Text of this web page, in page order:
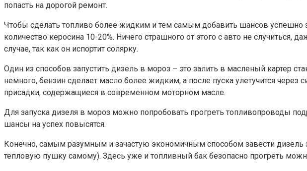
попасть на дорогой ремонт.
Чтобы сделать топливо более жидким и тем самым добавить шансов успешно
количество керосина 10-20%. Ничего страшного от этого с авто не
случае, так как он испортит солярку.
Один из способов запустить дизель в мороз – это залить в масленый картер
немного, бензин сделает масло более жидким, а после пуска улетучится через
присадки, содержащиеся в современном моторном масле.
Для запуска дизеля в мороз можно попробовать прогреть топливопроводы
шансы на успех повысятся.
Конечно, самым разумным и зачастую экономичным способом завести дизель
тепловую пушку самому). Здесь уже и топливный бак безопасно прогреть